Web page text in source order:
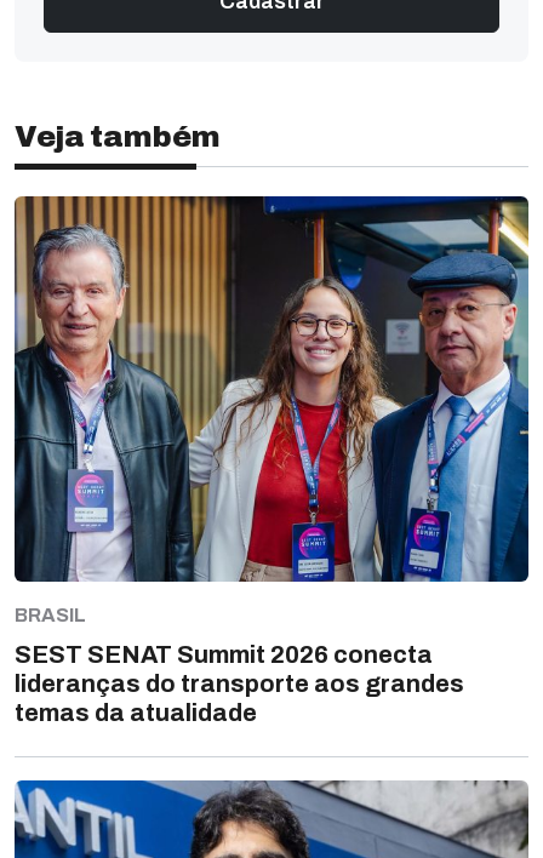
Veja também
BRASIL
SEST SENAT Summit 2026 conecta
lideranças do transporte aos grandes
temas da atualidade